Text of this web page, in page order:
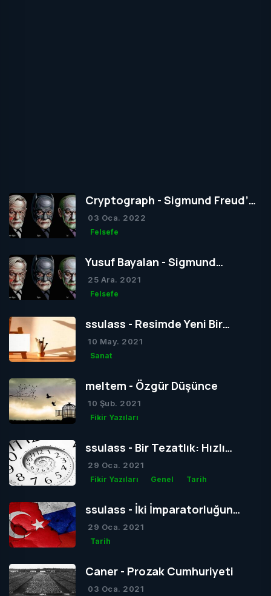
Cryptograph - Sigmund Freud’un
Yapısal Kuramı
03 Oca. 2022
Felsefe
Yusuf Bayalan - Sigmund
Freud’un Yapısal Kuramı
25 Ara. 2021
Felsefe
ssulass - Resimde Yeni Bir
Dönem mi Yoksa Bir Dönemin
Sonu mu?
10 May. 2021
Sanat
meltem - Özgür Düşünce
10 Şub. 2021
Fikir Yazıları
ssulass - Bir Tezatlık: Hızlı
Yaşam, Yavaş Gelişim
29 Oca. 2021
Fikir Yazıları Genel Tarih
ssulass - İki İmparatorluğun
Çağdaşlığa Giden Yolda
Birbiriyle Olan Gizli Rekabeti
29 Oca. 2021
Tarih
Caner - Prozak Cumhuriyeti
03 Oca. 2021